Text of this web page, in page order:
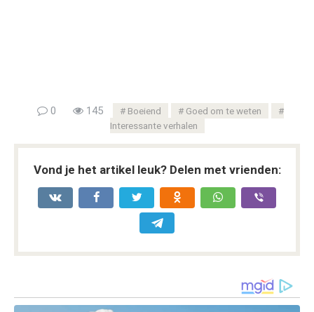
0 145 Boeiend
Goed om te weten
Interessante verhalen
Vond je het artikel leuk? Delen met vrienden: